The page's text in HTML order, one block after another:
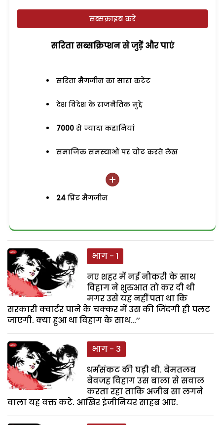
सब्सक्राइब करें
सरिता सब्सक्रिप्शन से जुड़ेें और पाएं
सरिता मैगजीन का सारा कंटेंट
देश विदेश के राजनैतिक मुद्दे
7000 से ज्यादा कहानियां
समाजिक समस्याओं पर चोट करते लेख
24 प्रिंट मैगजीन
भाग - 1
नए शहर में नई नौकरी के साथ
विहाग ने शुरुआत तो कर दी थी
मगर उसे यह नहीं पता था कि
सरकारी क्वार्टर पाने के चक्कर में उस की जिंदगी ही पलट
जाएगी. क्या हुआ था विहाग के साथ...’’
भाग - 3
धर्मसंकट की घड़ी थी. बेमतलब
बेवजह विहाग उस बाला से सवाल
करता रहा ताकि अजीब सा लगने
वाला यह वक्त कटे. आखिर इंजीनियर साहब आए.